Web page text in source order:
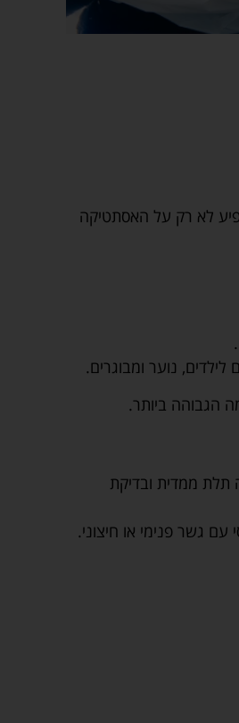
לא רק על האסתטיקה
נוער ומבוגרים.
הגבוהה ביותר.
תלת ממדית ובדיקת